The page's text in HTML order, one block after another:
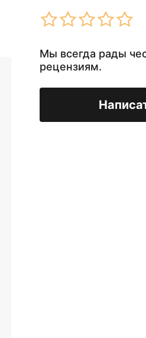
Мы всегда рады
рецензиям.